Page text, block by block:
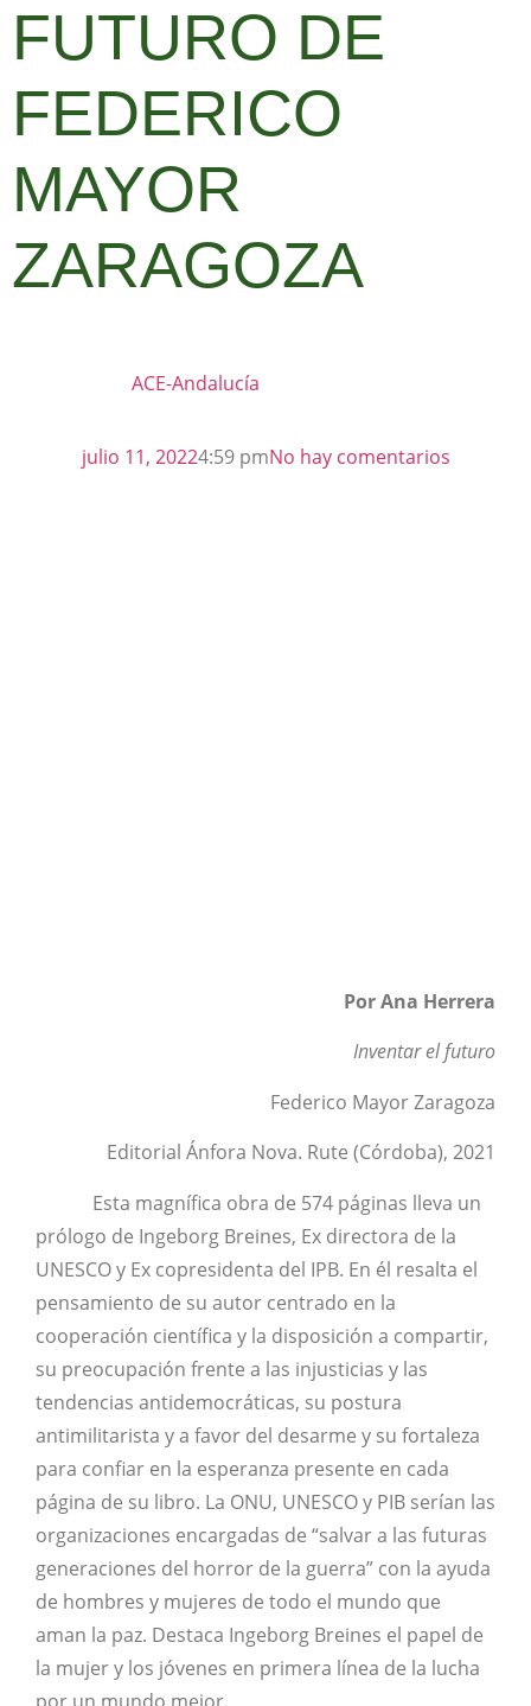
FUTURO DE
FEDERICO
MAYOR
ZARAGOZA
ACE-Andalucía
julio 11, 20224:59 pmNo hay comentarios
Por Ana Herrera
Inventar el futuro
Federico Mayor Zaragoza
Editorial Ánfora Nova. Rute (Córdoba), 2021
Esta magnífica obra de 574 páginas lleva un
prólogo de Ingeborg Breines, Ex directora de la
UNESCO y Ex copresidenta del IPB. En él resalta el
pensamiento de su autor centrado en la
cooperación científica y la disposición a compartir,
su preocupación frente a las injusticias y las
tendencias antidemocráticas, su postura
antimilitarista y a favor del desarme y su fortaleza
para confiar en la esperanza presente en cada
página de su libro. La ONU, UNESCO y PIB serían las
organizaciones encargadas de “salvar a las futuras
generaciones del horror de la guerra” con la ayuda
de hombres y mujeres de todo el mundo que
aman la paz. Destaca Ingeborg Breines el papel de
la mujer y los jóvenes en primera línea de la lucha
por un mundo mejor.